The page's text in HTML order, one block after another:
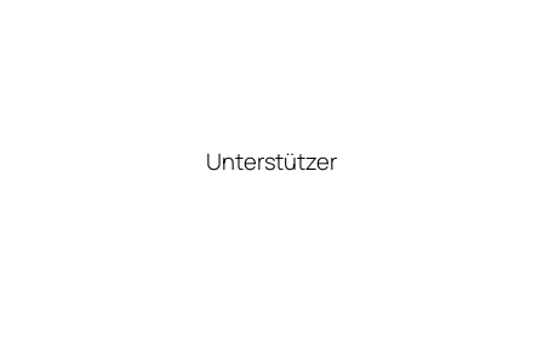
Unterstützer